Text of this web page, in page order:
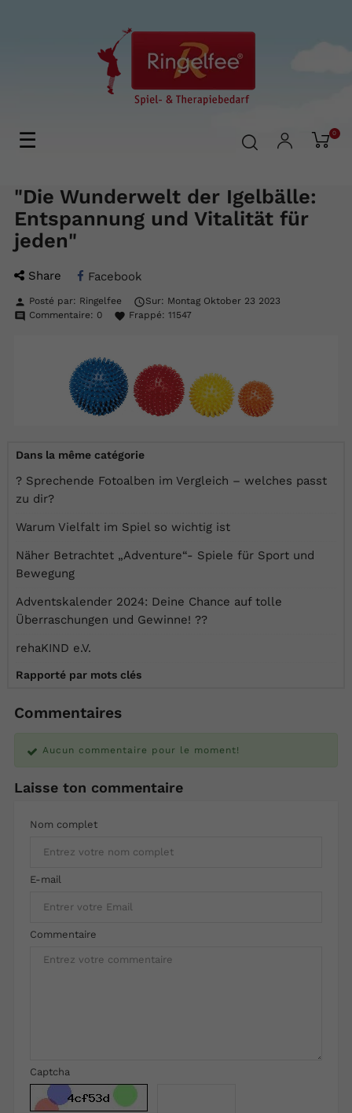
Basculer
navigation
☰ 0
"Die Wunderwelt der Igelbälle:
Entspannung und Vitalität für
jeden"
Share Facebook
person Posté par: Ringelfee Sur: Montag Oktober 23 2023
comment Commentaire: 0 favorite Frappé: 11547
Dans la même catégorie
? Sprechende Fotoalben im Vergleich – welches passt
zu dir?
Warum Vielfalt im Spiel so wichtig ist
Näher Betrachtet „Adventure“- Spiele für Sport und
Bewegung
Adventskalender 2024: Deine Chance auf tolle
Überraschungen und Gewinne! ??
rehaKIND e.V.
Rapporté par mots clés
Commentaires
Aucun commentaire pour le moment!
Laisse ton commentaire
Nom complet
E-mail
Commentaire
Captcha